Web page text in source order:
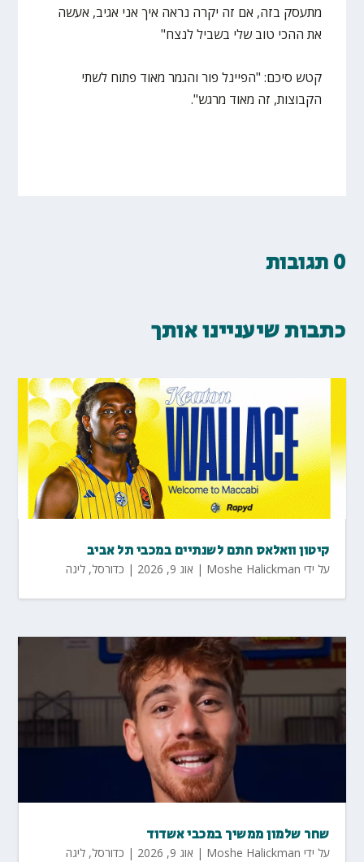
מתעסק בזה, אם זה יקרה נראה איך אני אגיב, אעשה
את ההכי טוב שלי בשביל לנצח"
קטש סיכם: "הפיינל פור והגמר מאוד פתוח לשתי
הקבוצות, זה מאוד מרגש".
0 תגובות
כתבות שיעניינו אותך
קיטון וואלאס חתם לשנתיים במכבי תל אביב
על ידי Moshe Halickman
| אוג 9, 2026 | כדורסל,ליגה
שחר שלמון ממשיך במכבי אשדוד
על ידי Moshe Halickman
| אוג 9, 2026 | כדורסל,ליגה